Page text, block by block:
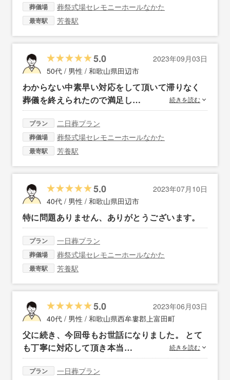
葬儀場 葬祭式場セレモニーホールなかた
最寄駅 芳養駅
5.0
2023年09月03日
50代 / 男性 / 和歌山県田辺市
わからない中素早い対応をして頂いて滞りなく
葬儀を終えられたので満足し…
続きを読む
プラン 二日葬プラン
葬儀場 葬祭式場セレモニーホールなかた
最寄駅 芳養駅
5.0
2023年07月10日
40代 / 男性 / 和歌山県田辺市
特に問題ありません、ありがとうございます。
プラン 一日葬プラン
葬儀場 葬祭式場セレモニーホールなかた
最寄駅 芳養駅
5.0
2023年06月03日
40代 / 男性 / 和歌山県西牟婁郡上富田町
父に続き、今回母もお世話になりました。 とて
も丁寧に対応して頂き本当…
続きを読む
プラン
一日葬プラン